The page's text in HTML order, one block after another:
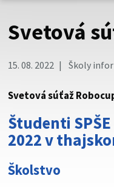
Buďte pozorní a vždy
vždy začína https://
Svetová
15. 08. 2022 Školy
Svetová súťaž
Študenti
2022 v
Školstvo